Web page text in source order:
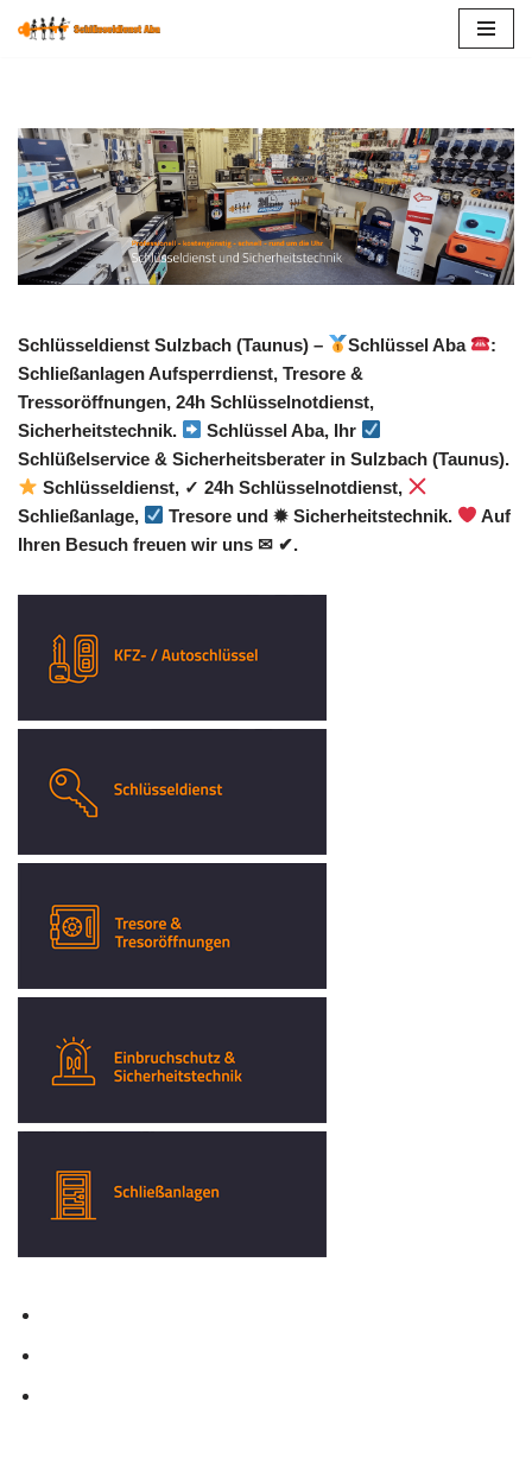
Schlüsseldienst Sulzbach (Taunus) – Schlüssel Aba
:
Schließanlagen Aufsperrdienst, Tresore &
Tressoröffnungen, 24h Schlüsselnotdienst,
Sicherheitstechnik.
Schlüssel Aba, Ihr
Schlüßelservice & Sicherheitsberater in Sulzbach (Taunus).
Schlüsseldienst, ✓ 24h Schlüsselnotdienst,
Schließanlage,
Tresore und ✹ Sicherheitstechnik.
Auf
Ihren Besuch freuen wir uns ✉ ✔.